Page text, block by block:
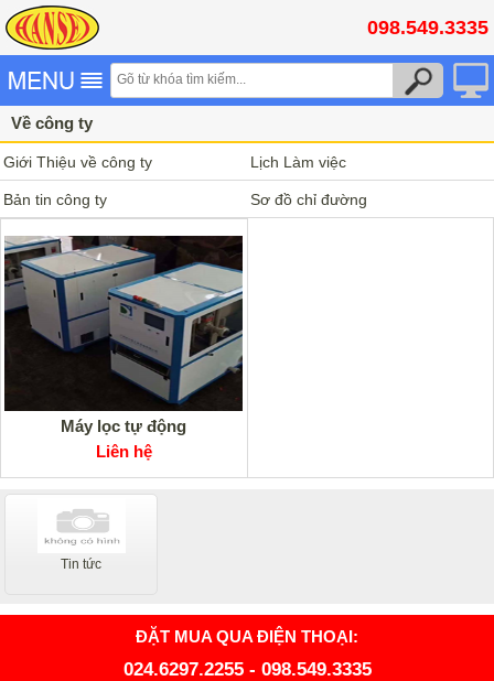
098.549.3335
Về công ty
Giới Thiệu về công ty Lịch Làm việc
Bản tin công ty Sơ đồ chỉ đường
Máy lọc tự động
Liên hệ
Tin tức
ĐẶT MUA QUA ĐIỆN THOẠI:
024.6297.2255- 098.549.3335